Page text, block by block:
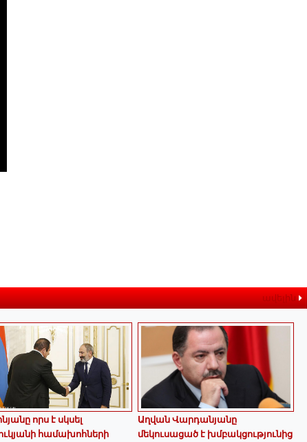
ավելին
որս է սկսել
համախոհների
Աղվան Վարդանյանը
մեկուսացած է խմբակցությունից